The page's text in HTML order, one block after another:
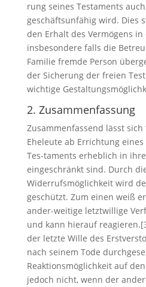
rung seines Testaments
geschäftsunfähig wird. Dies
den Erhalt des Vermögens in
insbesondere falls die
Familie fremde Person
der Sicherung der freien
wichtige
2. Zusammenfassung
Zusammenfassend lässt
Eheleute ab Errichtung
Tes-taments erheblich in
eingeschränkt sind. Durch
Widerrufsmöglichkeit wird
geschützt. Zum einen weiß
ander-weitige letztwillige
und kann hierauf
der letzte Wille des
nach seinem Tode
Reaktionsmöglichkeit auf
jedoch nicht, wenn der